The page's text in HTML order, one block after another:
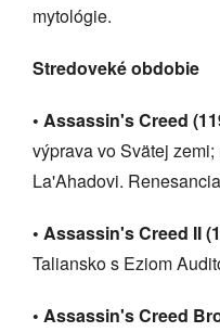
mytológie.
Stredoveké obdobie
• Assassin's Creed
výprava vo Svätej
La'Ahadovi.
• Assassin's Creed II
Taliansko s Eziom
• Assassin's Creed